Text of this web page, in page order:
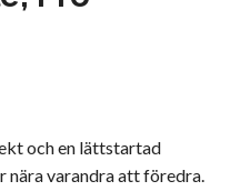
och en lättstartad
nära varandra att föredra.